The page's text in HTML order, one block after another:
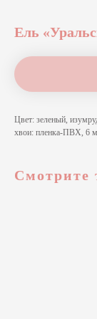
Ель
Цвет: зеленый,
хвои: пленка-ПВХ, 6 м
Смотрите